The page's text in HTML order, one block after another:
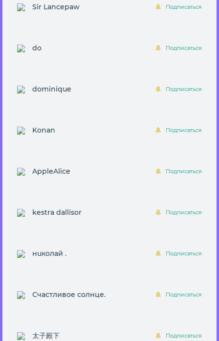
Sir Lancepaw Подписаться
do Подписаться
dominique Подписаться
Konan Подписаться
AppleAlice Подписаться
kestra dallisor Подписаться
нuколай . Подписаться
Счастливое солнце. Подписаться
太子殿下 Подписаться